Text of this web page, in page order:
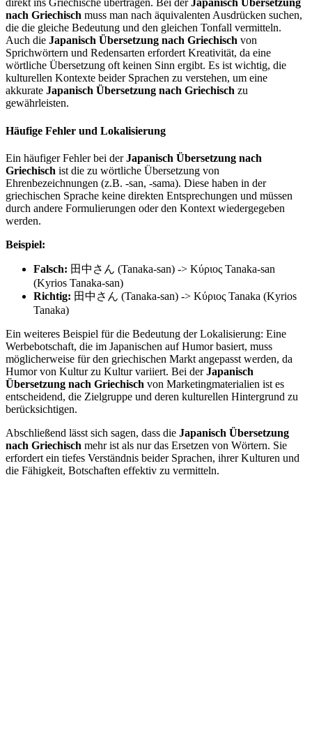
direkt ins Griechische übertragen. Bei derJapanisch Übersetzung
nach Griechisch muss man nach äquivalenten Ausdrücken suchen,
die die gleiche Bedeutung und den gleichen Tonfall vermitteln.
Auch die Japanisch Übersetzung nach Griechisch von
Sprichwörtern und Redensarten erfordert Kreativität, da eine
wörtliche Übersetzung oft keinen Sinn ergibt. Es ist wichtig, die
kulturellen Kontexte beider Sprachen zu verstehen, um eine
akkurate Japanisch Übersetzung nach Griechisch zu
gewährleisten.
Häufige Fehler und Lokalisierung
Ein häufiger Fehler bei derJapanisch Übersetzung nach
Griechisch ist die zu wörtliche Übersetzung von
Ehrenbezeichnungen (z.B. -san, -sama). Diese haben in der
griechischen Sprache keine direkten Entsprechungen und müssen
durch andere Formulierungen oder den Kontext wiedergegeben
werden.
Beispiel:
Falsch: 田中さん (Tanaka-san) -> Κύριος Tanaka-san
(Kyrios Tanaka-san)
Richtig: 田中さん (Tanaka-san) -> Κύριος Tanaka (Kyrios
Tanaka)
Ein weiteres Beispiel für die Bedeutung der Lokalisierung: Eine
Werbebotschaft, die im Japanischen auf Humor basiert, muss
möglicherweise für den griechischen Markt angepasst werden, da
Humor von Kultur zu Kultur variiert. Bei derJapanisch
Übersetzung nach Griechisch von Marketingmaterialien ist es
entscheidend, die Zielgruppe und deren kulturellen Hintergrund zu
berücksichtigen.
Abschließend lässt sich sagen, dass die Japanisch Übersetzung
nach Griechisch mehr ist als nur das Ersetzen von Wörtern. Sie
erfordert ein tiefes Verständnis beider Sprachen, ihrer Kulturen und
die Fähigkeit, Botschaften effektiv zu vermitteln.